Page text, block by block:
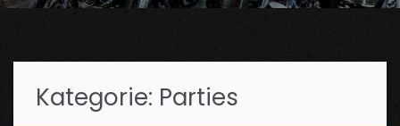
Kategorie: Parties